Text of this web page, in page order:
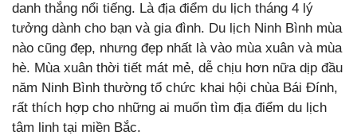
danh thắng nổi tiếng. Là địa điểm du lịch tháng 4 lý
tưởng dành cho bạn và gia đình. Du lịch Ninh Bình mùa
nào cũng đẹp, nhưng đẹp nhất là vào mùa xuân và mùa
hè. Mùa xuân thời tiết mát mẻ, dễ chịu hơn nữa dịp đầu
năm Ninh Bình thường tổ chức khai hội chùa Bái Đính,
rất thích hợp cho những ai muốn tìm địa điểm du lịch
tâm linh tại miền Bắc.